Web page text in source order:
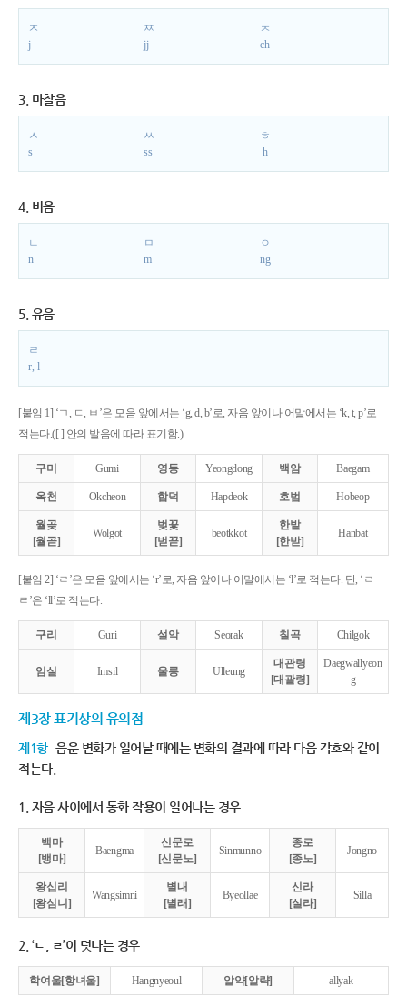
ㅈ
j
ㅉ
jj
ㅊ
ch
3. 마찰음
ㅅ
s
ㅆ
ss
ㅎ
h
4. 비음
ㄴ
n
ㅁ
m
ㅇ
ng
5. 유음
ㄹ
r, l
[붙임 1] ‘ㄱ, ㄷ, ㅂ’은 모음 앞에서는 ‘g, d, b’로, 자음 앞이나 어말에서는 ‘k, t, p’로
적는다.([ ] 안의 발음에 따라 표기함.)
구미 Gumi 영동 Yeongdong 백암 Baegam
옥천 Okcheon 합덕 Hapdeok 호법 Hobeop
월곶
[월곧]
Wolgot
벚꽃
[벋꼳]
beotkkot
한밭
[한받]
Hanbat
[붙임 2] ‘ㄹ’은 모음 앞에서는 ‘r’로, 자음 앞이나 어말에서는 ‘l’로 적는다. 단, ‘ㄹ
ㄹ’은 ‘ll’로 적는다.
구리 Guri 설악 Seorak 칠곡 Chilgok
임실 Imsil 울릉 Ulleung
대관령
[대괄령]
Daegwallyeon
g
제3장 표기상의 유의점
제1항 음운 변화가 일어날 때에는 변화의 결과에 따라 다음 각호와 같이
적는다.
1. 자음 사이에서 동화 작용이 일어나는 경우
백마
[뱅마]
Baengma
신문로
[신문노]
Sinmunno
종로
[종노]
Jongno
왕십리
[왕심니]
Wangsimni
별내
[별래]
Byeollae
신라
[실라]
Silla
2. ‘ㄴ, ㄹ’이 덧나는 경우
학여울[항녀울] Hangnyeoul 알약[알략] allyak